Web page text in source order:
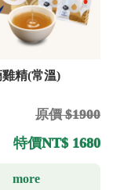
精(常溫)
原價 $1900
特價NT$ 1680
more